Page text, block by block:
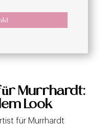
Murrhardt:
Look
für Murrhardt